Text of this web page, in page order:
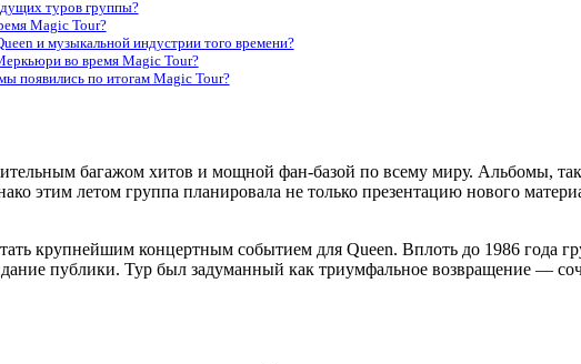
туров группы?
Magic Tour?
и музыкальной индустрии того времени?
во время Magic Tour?
появились по итогам Magic Tour?
багажом хитов и мощной фан-базой по всему миру. Альбомы,
этим летом группа планировала не только презентацию нового
крупнейшим концертным событием для Queen. Вплоть до 1986 года
публики. Тур был задуманный как триумфальное возвращение —